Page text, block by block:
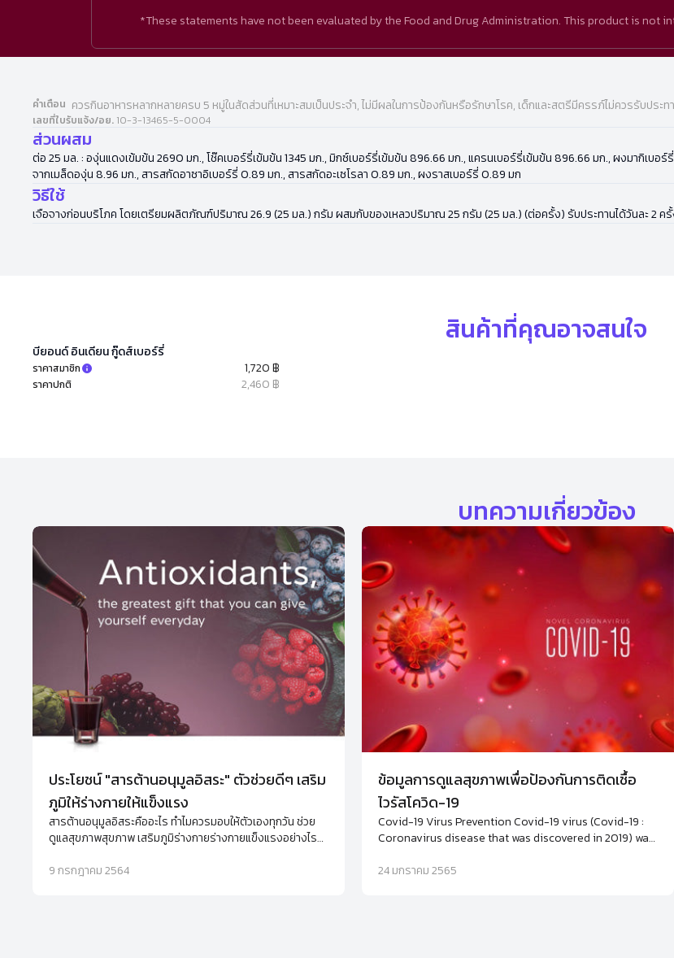
*These statements have not been evaluated by the Food and Drug Administration. This product is not
คำเตือน ควรกินอาหารหลากหลายครบ 5 หมู่ในสัดส่วนที่เหมาะสมเป็นประจำ, ไม่มีผลในการป้องกันหรือรักษาโรค, เด็กและสตรีมีครรภ์ไม่ควรรับประท
เลขที่ใบรับแจ้ง/อย. 10-3-13465-5-0004
ส่วนผสม
ต่อ 25 มล. : องุ่นแดงเข้มข้น 2690 มก., โช๊คเบอร์รี่เข้มข้น 1345 มก., มิกซ์เบอร์รี่เข้มข้น 896.66 มก., แครนเบอร์รี่เข้มข้น 896.66 มก., ผงมากิเบ
จากเมล็ดองุ่น 8.96 มก., สารสกัดอาซาอิเบอร์รี่ 0.89 มก., สารสกัดอะเซโรลา 0.89 มก., ผงราสเบอร์รี่ 0.89 มก
วิธีใช้
เจือจางก่อนบริโภค โดยเตรียมผลิตภัณฑ์ปริมาณ 26.9 (25 มล.) กรัม ผสมกับของเหลวปริมาณ 25 กรัม (25 มล.) (ต่อครั้ง) รับประทานได้วันละ 2 ค
สินค้าที่คุณอาจสนใจ
บียอนด์ อินเดียน กู๊ดส์เบอร์รี่
ราคาสมาชิก 1,720 ฿
ราคาปกติ 2,460 ฿
บทความเกี่ยวข้อง
ประโยชน์ "สารต้านอนุมูลอิสระ" ตัวช่วยดีๆ เสริม
ภูมิให้ร่างกายให้แข็งแรง
สารต้านอนุมูลอิสระคืออะไร ทำไมควรมอบให้ตัวเองทุกวัน ช่วย
ดูแลสุขภาพสุขภาพ เสริมภูมิร่างกายร่างกายแข็งแรงอย่างไร
9 กรกฎาคม 2564
ข้อมูลการดูแลสุขภาพเพื่อป้องกันการติดเชื้อ
ไวรัสโควิด-19
Covid-19 Virus Prevention Covid-19 virus (Covid-19 :
Coronavirus disease that was discovered in 2019) was
positive-stranded RNA viruses. Get the complete
24 มกราคม 2565